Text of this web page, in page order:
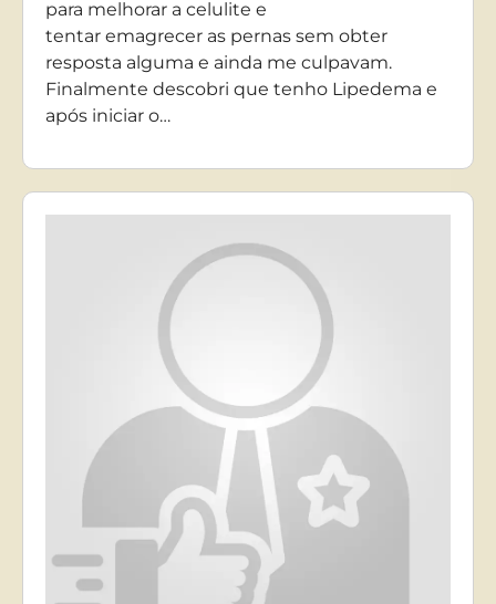
para melhorar a celulite e
tentar emagrecer as pernas sem obter
resposta alguma e ainda me culpavam.
Finalmente descobri que tenho Lipedema e
após iniciar o…